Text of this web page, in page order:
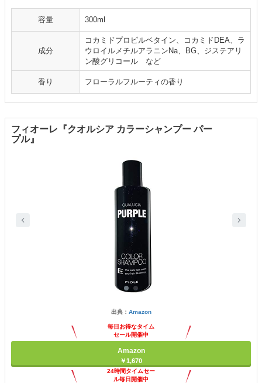
容量 300ml
成分
コカミドプロピルベタイン、コカミドDEA、ラ
ウロイルメチルアラニンNa、BG、ジステアリ
ン酸グリコール など
香り フローラルフルーティの香り
フィオーレ『クオルシア カラーシャンプー パー
プル』
出典： Amazon
毎日お得なタイム
セール開催中
Amazon
￥1,670
24時間タイムセー
ル毎日開催中